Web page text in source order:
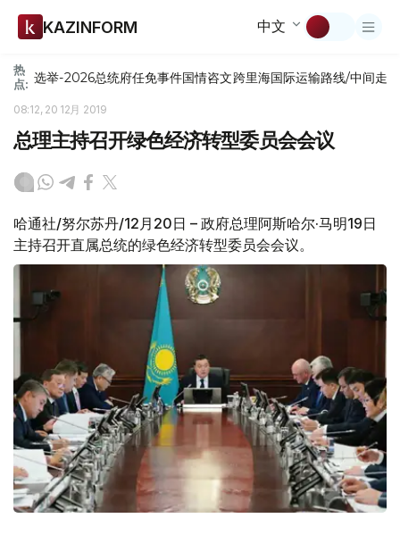
KAZINFORM 中文
热
点: 选举-2026总统府任免事件国情咨文跨里海国际运输路线/中间走廊
08:12, 20 12月 2019
总理主持召开绿色经济转型委员会会议
哈通社/努尔苏丹/12月20日 – 政府总理阿斯哈尔·马明19日
主持召开直属总统的绿色经济转型委员会会议。